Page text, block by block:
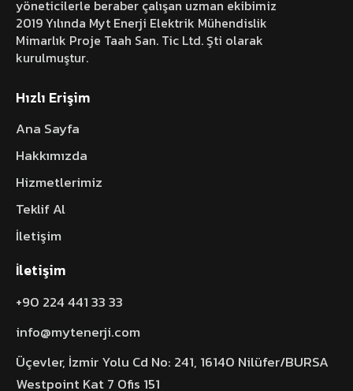
yöneticilerle beraber çalışan uzman ekibimiz
2019 Yılında Myt Enerji Elektrik Mühendislik
Mimarlık Proje Taah San. Tic Ltd. Şti olarak
kurulmuştur.
Hızlı Erişim
Ana Sayfa
Hakkımızda
Hizmetlerimiz
Teklif Al
İletişim
İletişim
+90 224 441 33 33
info@mytenerji.com
Üçevler, İzmir Yolu Cd No: 241, 16140 Nilüfer/BURSA
Westpoint Kat 7 Ofis 151